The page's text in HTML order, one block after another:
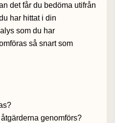
det får du bedöma utifrån
har hittat i din
som du har
så snart som
genomförs?